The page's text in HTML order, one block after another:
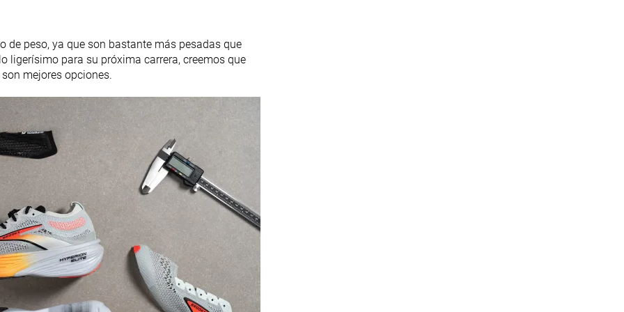
Verano
Todas las
estaciones
Verano
Todas las
estaciones
✓ ✗
#56 Top 16% #7 Top 2%
#97 Top 27% Top 7%
de peso, ya que son bastante más pesadas que
ligerísimo para su próxima carrera, creemos que
son mejores opciones.